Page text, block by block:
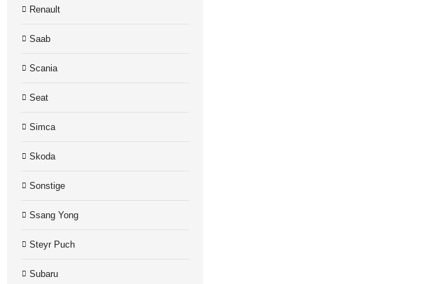
Renault
Saab
Scania
Seat
Simca
Skoda
Sonstige
Ssang Yong
Steyr Puch
Subaru